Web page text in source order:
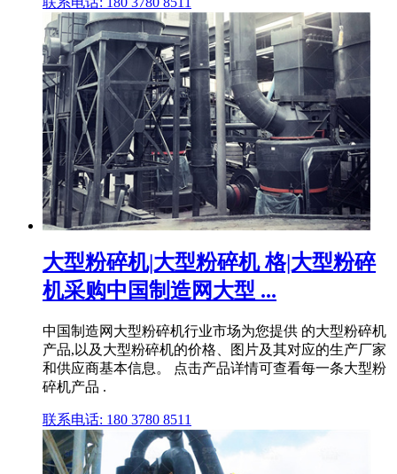
大型粉碎机|大型粉碎机 格|大型粉碎
机采购中国制造网大型 ...
中国制造网大型粉碎机行业市场为您提供 的大型粉碎机
产品,以及大型粉碎机的价格、图片及其对应的生产厂家
和供应商基本信息。 点击产品详情可查看每一条大型粉
碎机产品 .
联系电话: 180 3780 8511